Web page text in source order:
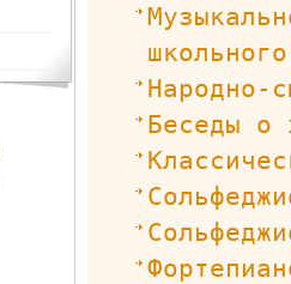
Народно-
Беседы о